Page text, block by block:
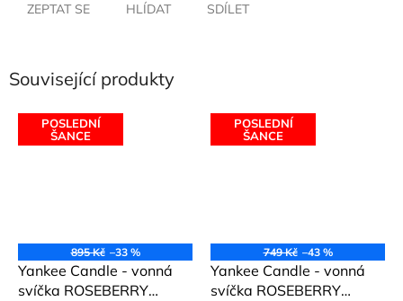
ZEPTAT SE HLÍDAT SDÍLET
Související produkty
POSLEDNÍ
ŠANCE
895 Kč –33 %
Yankee Candle - vonná
svíčka ROSEBERRY
POSLEDNÍ
ŠANCE
749 Kč –43 %
Yankee Candle - vonná
svíčka ROSEBERRY